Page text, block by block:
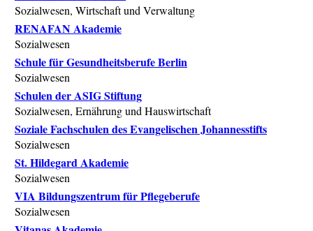
Sozialwesen, Wirtschaft und Verwaltung
RENAFAN Akademie
Sozialwesen
Schule für Gesundheitsberufe Berlin
Sozialwesen
Schulen der ASIG Stiftung
Sozialwesen, Ernährung und Hauswirtschaft
Soziale Fachschulen des Evangelischen Johannesstifts
Sozialwesen
St. Hildegard Akademie
Sozialwesen
VIA Bildungszentrum für Pflegeberufe
Sozialwesen